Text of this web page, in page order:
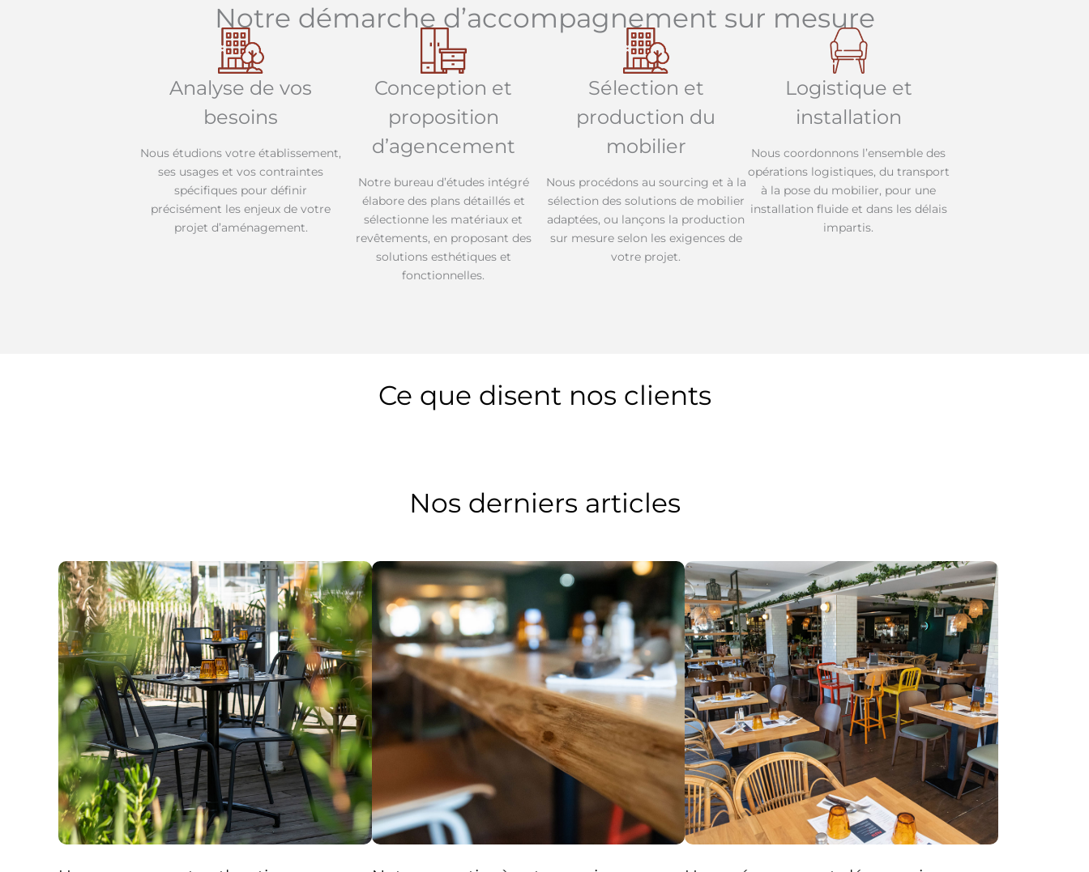
Notre démarche d’accompagnement sur mesure
Analyse de vos
besoins
Nous étudions votre établissement,
ses usages et vos contraintes
spécifiques pour définir
précisément les enjeux de votre
projet d’aménagement.
Conception et
proposition
d’agencement
Notre bureau d’études intégré
élabore des plans détaillés et
sélectionne les matériaux et
revêtements, en proposant des
solutions esthétiques et
fonctionnelles.
Sélection et
production du
mobilier
Nous procédons au sourcing et à la
sélection des solutions de mobilier
adaptées, ou lançons la production
sur mesure selon les exigences de
votre projet.
Logistique et
installation
Nous coordonnons l’ensemble des
opérations logistiques, du transport
à la pose du mobilier, pour une
installation fluide et dans les délais
impartis.
Ce que disent nos clients
Nos derniers articles